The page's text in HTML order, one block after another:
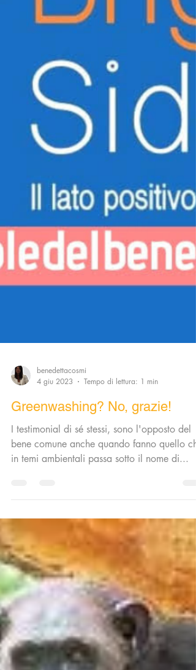
4 giu 2023
Tempo di lettura: 1 min
Greenwashing? No, grazie!
I testimonial di sé stessi, sono l'opposto del
bene comune anche quando fanno quello che
in temi ambientali passa sotto il nome di...